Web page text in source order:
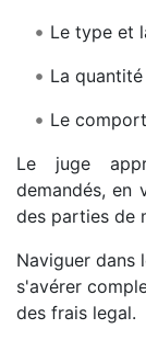
Le type et
La
Le
Le juge
demandés, en
des parties de
Naviguer dans
s'avérer
des frais legal.